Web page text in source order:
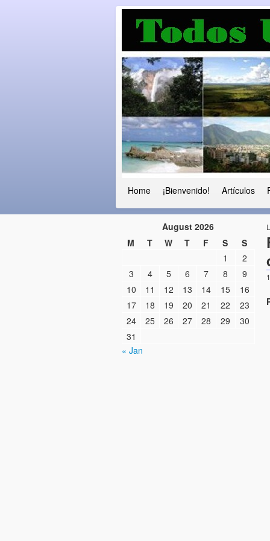
Luchando por
Fuera el chavismo, la peor peste
Home ¡Bienvenido! Artículos
August 2026
M
T W T F S
S
1
2
3
4 5 6 7 8
9
10
11 12 13 14 15
16
17
18 19 20 21 22
23
24
25 26 27 28 29
30
31
« Jan